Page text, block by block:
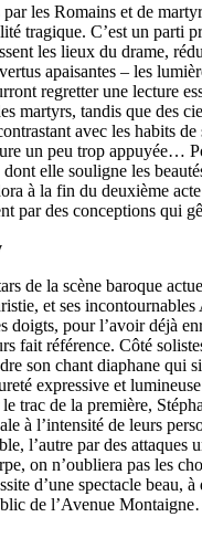
les Romains et de
tragique. C’est un parti
les lieux du drame,
apaisantes – les
regretter une lecture
martyrs, tandis que des
avec les habits de
un peu trop appuyée…
elle souligne les
à la fin du deuxième
par des conceptions qui
de la scène baroque
et ses incontournables
doigts, pour l’avoir déjà
fait référence. Côté
son chant diaphane qui
expressive et
trac de la première,
à l’intensité de leurs
l’autre par des attaques
on n’oubliera pas les
d’une spectacle beau, à
de l’Avenue